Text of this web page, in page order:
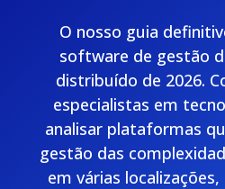
O nosso guia
software de gestão
distribuído de 2026.
especialistas em
analisar plataformas
gestão das
em várias